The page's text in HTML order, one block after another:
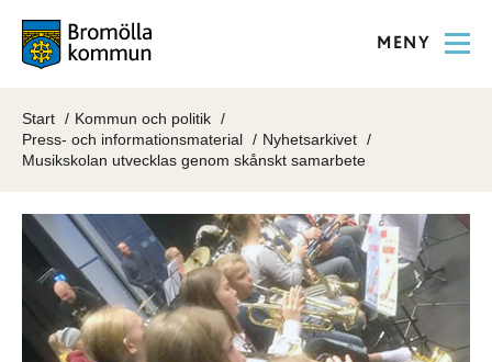
MENY
Start
Kommun och politik
Press- och informationsmaterial
Nyhetsarkivet
Musikskolan utvecklas genom skånskt samarbete